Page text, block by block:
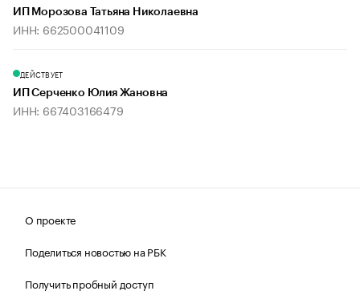
ИП Морозова Татьяна Николаевна
ИНН: 662500041109
ДЕЙСТВУЕТ
ИП Серченко Юлия Жановна
ИНН: 667403166479
О проекте
Поделиться новостью на РБК
Получить пробный доступ